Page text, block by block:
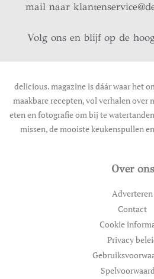
mail naar
Volg ons en blijf op de
delicious. magazine is dáár waar het
maakbare recepten, vol verhalen over
eten en fotografie om bij te
missen, de mooiste keukenspullen
Over ons
Adverteren
Contact
Cookie
Privacy